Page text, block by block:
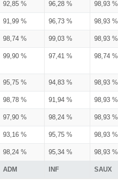
ADM INF SAUX
92,85 % 96,28 % 98,93 %
91,99 % 96,73 % 98,93 %
98,74 % 99,03 % 98,93 %
99,90 % 97,41 % 98,74 %
95,75 % 94,83 % 98,93 %
98,78 % 91,94 % 98,93 %
97,90 % 98,24 % 98,93 %
93,16 % 95,75 % 98,93 %
98,24 % 95,34 % 98,93 %